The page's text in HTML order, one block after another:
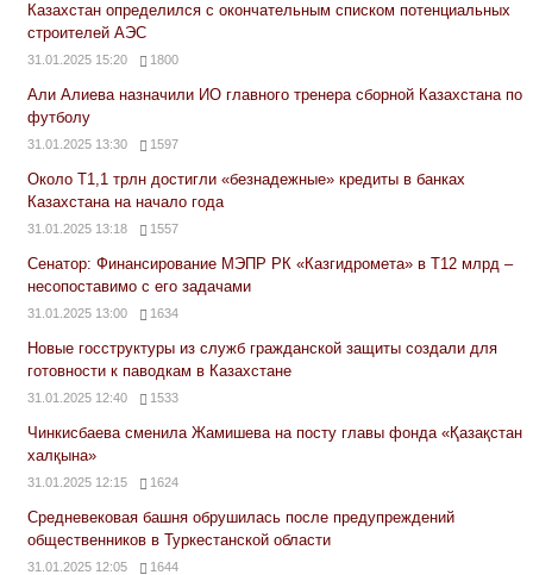
Казахстан определился с окончательным списком потенциальных
строителей АЭС
31.01.2025 15:20 1800
Али Алиева назначили ИО главного тренера сборной Казахстана по
футболу
31.01.2025 13:30 1597
Около Т1,1 трлн достигли «безнадежные» кредиты в банках
Казахстана на начало года
31.01.2025 13:18 1557
Сенатор: Финансирование МЭПР РК «Казгидромета» в Т12 млрд –
несопоставимо с его задачами
31.01.2025 13:00 1634
Новые госструктуры из служб гражданской защиты создали для
готовности к паводкам в Казахстане
31.01.2025 12:40 1533
Чинкисбаева сменила Жамишева на посту главы фонда «Қазақстан
халқына»
31.01.2025 12:15 1624
Средневековая башня обрушилась после предупреждений
общественников в Туркестанской области
31.01.2025 12:05 1644